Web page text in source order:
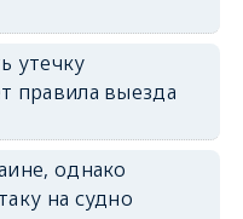
утечку
правила выезда
однако
на судно